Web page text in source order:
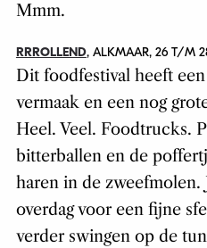
Mmm.
RRROLLEND, ALKMAAR, 26 T/M
Dit foodfestival heeft
vermaak en een nog
Heel. Veel. Foodtrucks.
bitterballen en de
haren in de zweefmolen.
overdag voor een fijne
verder swingen op de